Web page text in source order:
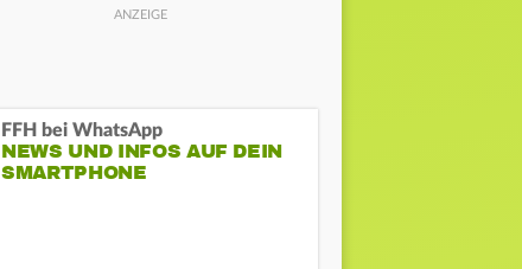
FFH bei WhatsApp
NEWS UND INFOS AUF DEIN
SMARTPHONE